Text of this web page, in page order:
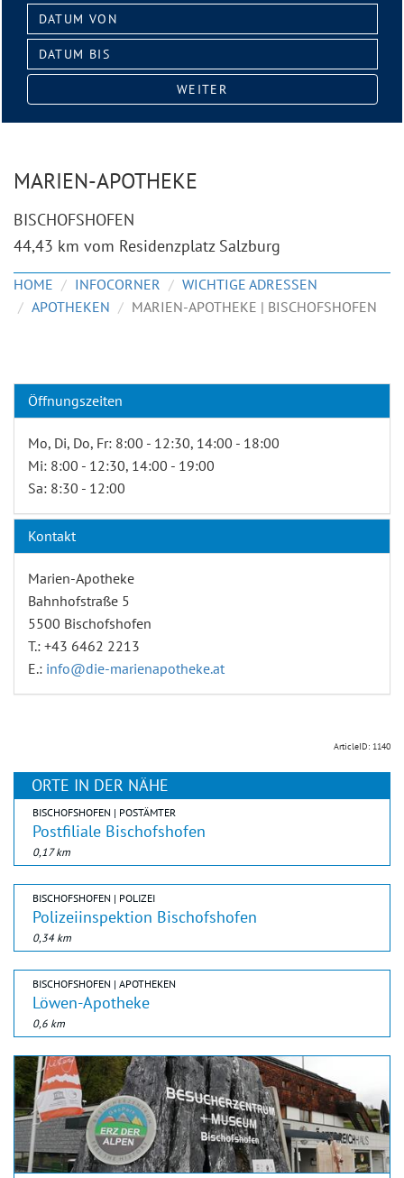
Datum
von:
Datum
bis:
WEITER
MARIEN-APOTHEKE
BISCHOFSHOFEN
44,43 km vom Residenzplatz Salzburg
HOME INFOCORNER
WICHTIGE ADRESSEN
APOTHEKEN
MARIEN-APOTHEKE | BISCHOFSHOFEN
Öffnungszeiten
Mo, Di, Do, Fr: 8:00 - 12:30, 14:00 - 18:00
Mi: 8:00 - 12:30, 14:00 - 19:00
Sa: 8:30 - 12:00
Kontakt
Marien-Apotheke
Bahnhofstraße 5
5500 Bischofshofen
T.: +43 6462 2213
E.: info@die-marienapotheke.at
ArticleID: 1140
ORTE IN DER NÄHE
BISCHOFSHOFEN | POSTÄMTER
Postfiliale Bischofshofen
0,17 km
BISCHOFSHOFEN | POLIZEI
Polizeiinspektion Bischofshofen
0,34 km
BISCHOFSHOFEN | APOTHEKEN
Löwen-Apotheke
0,6 km